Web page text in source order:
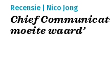
Recensie | Nico Jong
Chief
moeite waard’